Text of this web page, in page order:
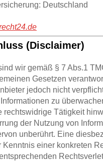
Deutschland
(Disclaimer)
wir gemäß § 7 Abs.1
Gesetzen
jedoch nicht
zu
rechtswidrige Tätigkeit
der Nutzung von
unberührt. Eine
Kenntnis einer konkreten